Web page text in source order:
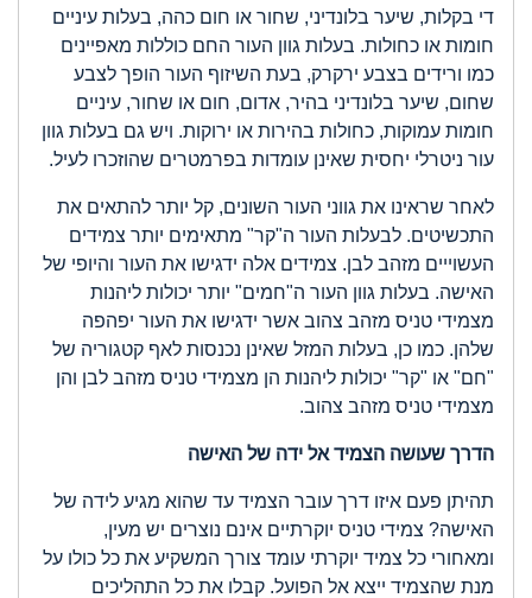
די בקלות, שיער בלונדיני, שחור או חום כהה, בעלות עיניים
חומות או כחולות. בעלות גוון העור החם כוללות מאפיינים
כמו ורידים בצבע ירקרק, בעת השיזוף העור הופך לצבע
שחום, שיער בלונדיני בהיר, אדום, חום או שחור, עיניים
חומות עמוקות, כחולות בהירות או ירוקות. ויש גם בעלות גוון
עור ניטרלי יחסית שאינן עומדות בפרמטרים שהוזכרו לעיל.
לאחר שראינו את גווני העור השונים, קל יותר להתאים את
התכשיטים. לבעלות העור ה"קר" מתאימים יותר צמידים
העשוייים מזהב לבן. צמידים אלה ידגישו את העור והיופי של
האישה. בעלות גוון העור ה"חמים" יותר יכולות ליהנות
מצמידי טניס מזהב צהוב אשר ידגישו את העור יפהפה
שלהן. כמו כן, בעלות המזל שאינן נכנסות לאף קטגוריה של
"חם" או "קר" יכולות ליהנות הן מצמידי טניס מזהב לבן והן
מצמידי טניס מזהב צהוב.
הדרך שעושה הצמיד אל ידה של האישה
תהיתן פעם איזו דרך עובר הצמיד עד שהוא מגיע לידה של
האישה? צמידי טניס יוקרתיים אינם נוצרים יש מעין,
ומאחורי כל צמיד יוקרתי עומד צורך המשקיע את כל כולו על
מנת שהצמיד ייצא אל הפועל. קבלו את כל התהליכים